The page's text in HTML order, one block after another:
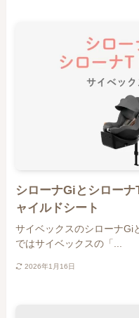
シローナGiとシロー
ャイルドシート
サイベックスのシローナGi
ではサイベックスの「...
2026年1月16日